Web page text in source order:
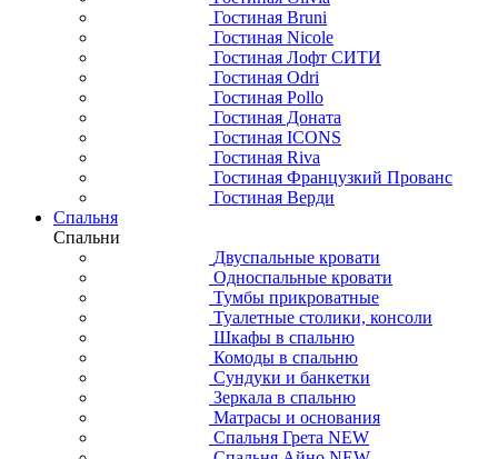
Гостиная Bruni
Гостиная Nicole
Гостиная Лофт СИТИ
Гостиная Odri
Гостиная Pollo
Гостиная Доната
Гостиная ICONS
Гостиная Riva
Гостиная Французкий Прованс
Гостиная Верди
Спальня
Спальни
Двуспальные кровати
Односпальные кровати
Тумбы прикроватные
Туалетные столики, консоли
Шкафы в спальню
Комоды в спальню
Сундуки и банкетки
Зеркала в спальню
Матрасы и основания
Спальня Грета NEW